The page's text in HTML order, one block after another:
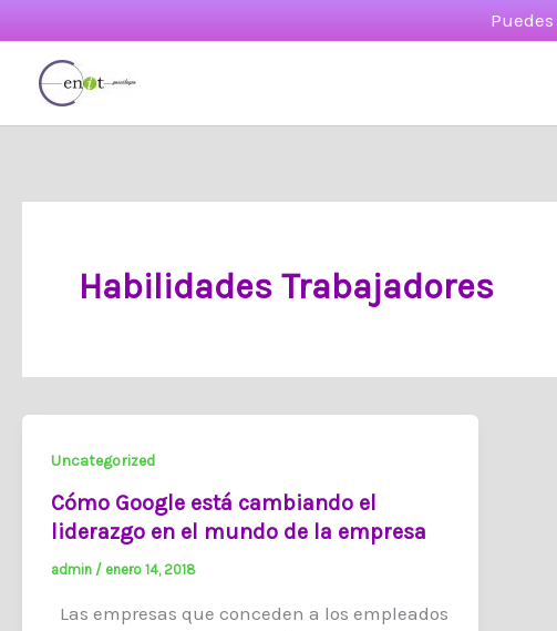
Habilidades Trabajadores
Uncategorized
Cómo Google está cambiando el
liderazgo en el mundo de la empresa
admin / enero 14, 2018
Las empresas que conceden a los empleados